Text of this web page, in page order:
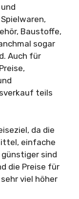
Baustoffe,
sogar
Auch für
teils
da die
einfache
sind
die Preise für
viel höher